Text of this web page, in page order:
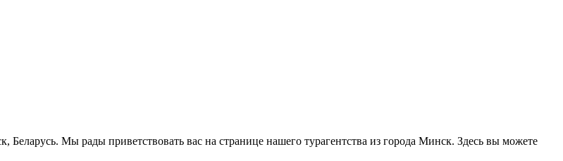
Беларусь. Мы рады приветствовать вас на странице нашего турагентства из города Минск. Здесь вы можете